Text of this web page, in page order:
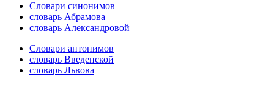
Словари синонимов
словарь Абрамова
словарь Александровой
Словари антонимов
словарь Введенской
словарь Львова